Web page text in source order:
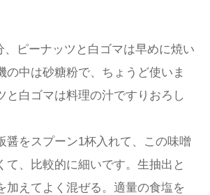
、ピーナッツと白ゴマは早めに焼い
の中は砂糖粉で、ちょうど使いま
と白ゴマは料理の汁ですりおろし
醤をスプーン1杯入れて、この味噌
て、比較的に細いです。生抽出と
加えてよく混ぜる。適量の食塩を